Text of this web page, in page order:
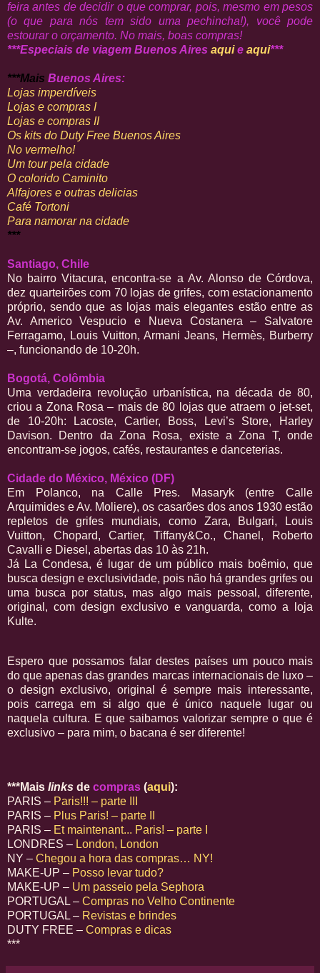
feira antes de decidir o que comprar, pois, mesmo em pesos
(o que para nós tem sido uma pechincha!), você pode
estourar o orçamento. No mais, boas compras!
***Especiais de viagem Buenos Aires aquie aqui***
***Mais Buenos Aires:
Lojas imperdíveis
Lojas e compras I
Lojas e compras II
Os kits do Duty Free Buenos Aires
No vermelho!
Um tour pela cidade
O colorido Caminito
Alfajores e outras delicias
Café Tortoni
Para namorar na cidade
***
Santiago, Chile
No bairro Vitacura, encontra-se a Av. Alonso de Córdova,
dez quarteirões com 70 lojas de grifes, com estacionamento
próprio, sendo que as lojas mais elegantes estão entre as
Av. Americo Vespucio e Nueva Costanera – Salvatore
Ferragamo, Louis Vuitton, Armani Jeans, Hermès, Burberry
–, funcionando de 10-20h.
Bogotá, Colômbia
Uma verdadeira revolução urbanística, na década de 80,
criou a Zona Rosa – mais de 80 lojas que atraem o jet-set,
de 10-20h: Lacoste, Cartier, Boss, Levi’s Store, Harley
Davison. Dentro da Zona Rosa, existe a Zona T, onde
encontram-se jogos, cafés, restaurantes e danceterias.
Cidade do México, México (DF)
Em Polanco, na Calle Pres. Masaryk (entre Calle
Arquimides e Av. Moliere), os casarões dos anos 1930 estão
repletos de grifes mundiais, como Zara, Bulgari, Louis
Vuitton, Chopard, Cartier, Tiffany&Co., Chanel, Roberto
Cavalli e Diesel, abertas das 10 às 21h.
Já La Condesa, é lugar de um público mais boêmio, que
busca design e exclusividade, pois não há grandes grifes ou
uma busca por status, mas algo mais pessoal, diferente,
original, com design exclusivo e vanguarda, como a loja
Kulte.
Espero que possamos falar destes países um pouco mais
do que apenas das grandes marcas internacionais de luxo –
o design exclusivo, original é sempre mais interessante,
pois carrega em si algo que é único naquele lugar ou
naquela cultura. E que saibamos valorizar sempre o que é
exclusivo – para mim, o bacana é ser diferente!
***Mais links de compras (aqui):
PARIS – Paris!!! – parte III
PARIS – Plus Paris! – parte II
PARIS – Et maintenant... Paris! – parte I
LONDRES – London, London
NY – Chegou a hora das compras… NY!
MAKE-UP – Posso levar tudo?
MAKE-UP – Um passeio pela Sephora
PORTUGAL – Compras no Velho Continente
PORTUGAL – Revistas e brindes
DUTY FREE – Compras e dicas
***